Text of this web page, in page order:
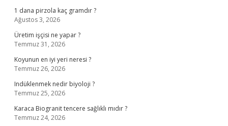
1 dana pirzola kaç gramdır ?
Ağustos 3, 2026
Üretim işçisi ne yapar ?
Temmuz 31, 2026
Koyunun en iyi yeri neresi ?
Temmuz 26, 2026
Indüklenmek nedir biyoloji ?
Temmuz 25, 2026
Karaca Biogranit tencere sağlıklı mıdır ?
Temmuz 24, 2026